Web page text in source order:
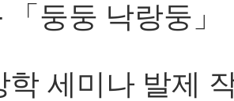
둥둥 낙랑둥」
학 세미나 발제